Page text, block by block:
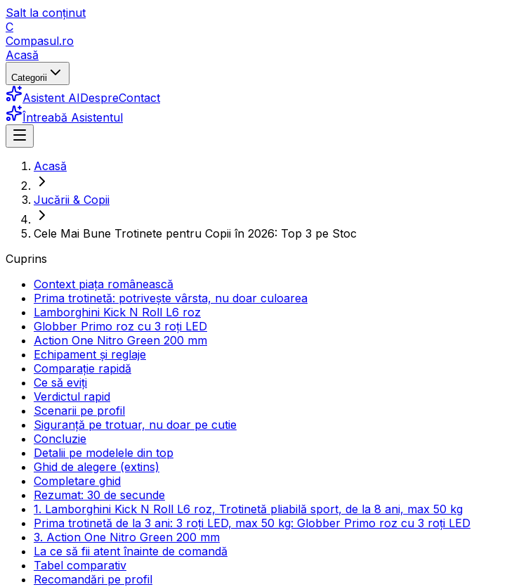
Salt la conținut
C
Compasul.ro
Acasă
Categorii
Asistent AIDespreContact
Întreabă Asistentul
Acasă
Jucării & Copii
Cele Mai Bune Trotinete pentru Copii în 2026: Top 3 pe Stoc
Cuprins
Context piața românească
Prima trotinetă: potrivește vârsta, nu doar culoarea
Lamborghini Kick N Roll L6 roz
Globber Primo roz cu 3 roți LED
Action One Nitro Green 200 mm
Echipament și reglaje
Comparație rapidă
Ce să eviți
Verdictul rapid
Scenarii pe profil
Siguranță pe trotuar, nu doar pe cutie
Concluzie
Detalii pe modelele din top
Ghid de alegere (extins)
Completare ghid
Rezumat: 30 de secunde
1. Lamborghini Kick N Roll L6 roz, Trotinetă pliabilă sport, de la 8 ani, max 50 kg
Prima trotinetă de la 3 ani: 3 roți LED, max 50 kg: Globber Primo roz cu 3 roți LED
3. Action One Nitro Green 200 mm
La ce să fii atent înainte de comandă
Tabel comparativ
Recomandări pe profil